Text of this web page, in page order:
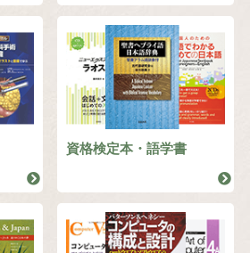
資格検定本・語学書